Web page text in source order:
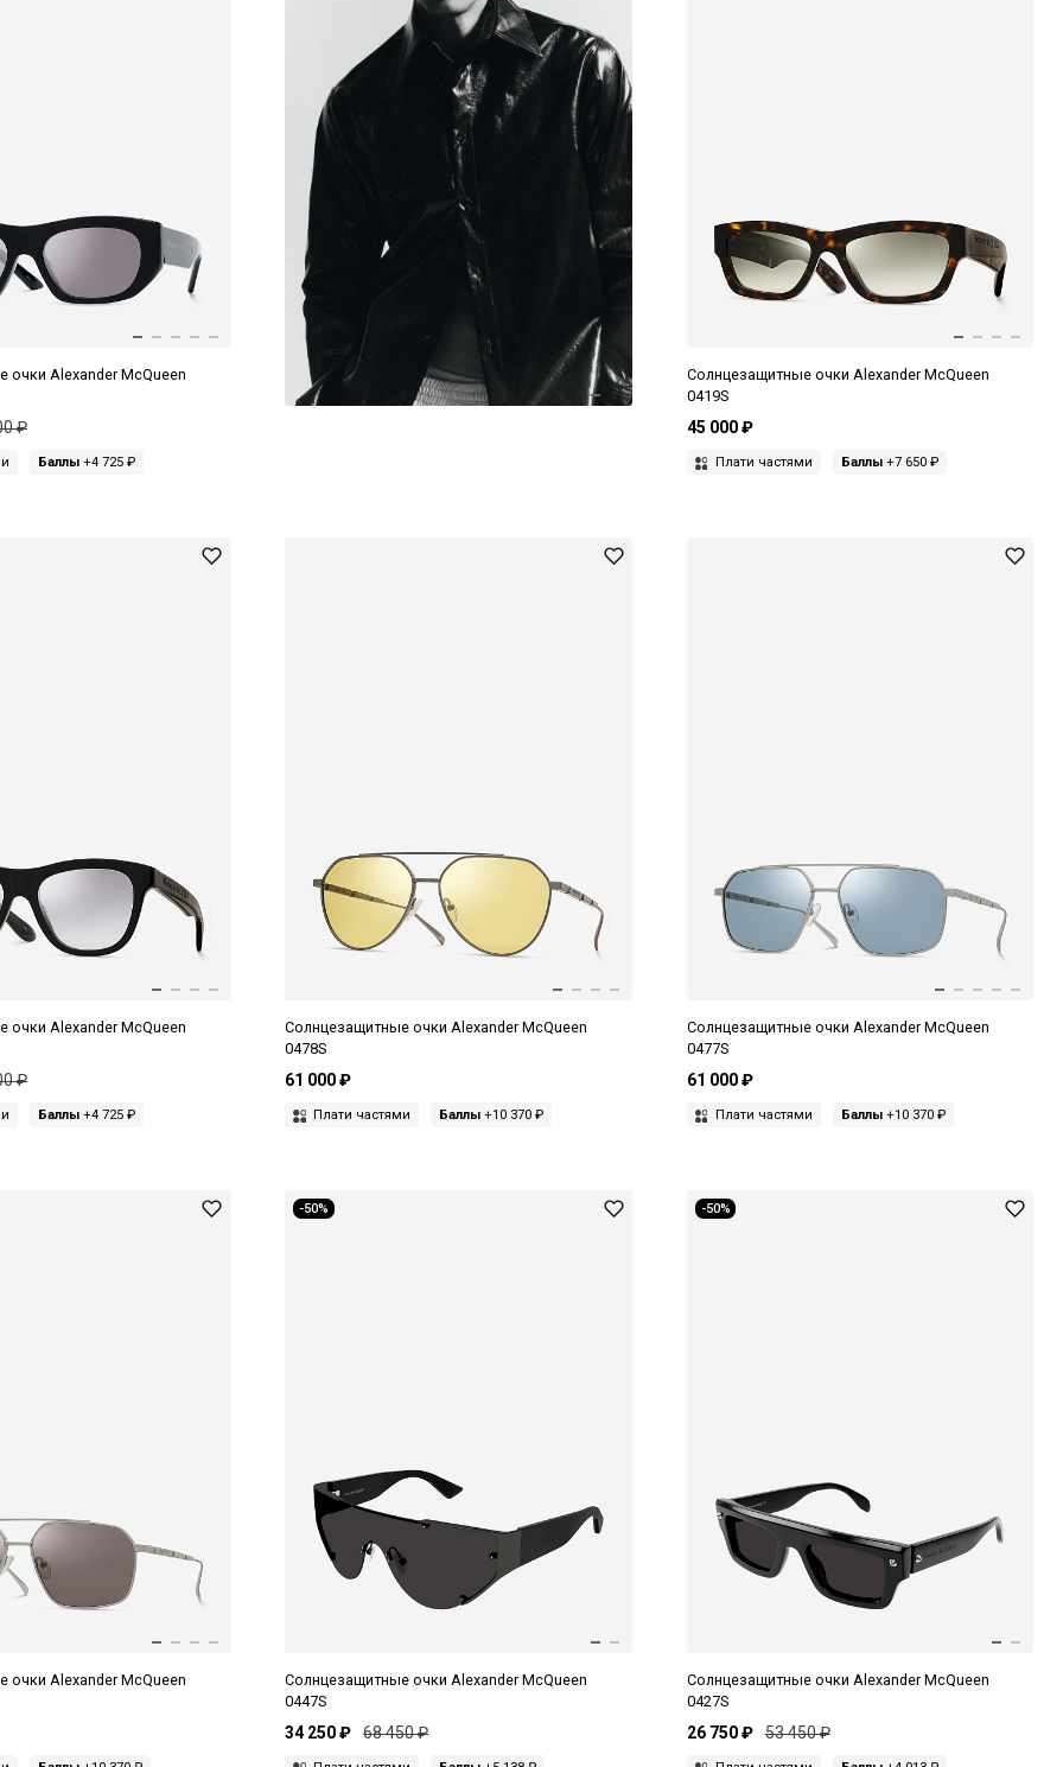
очки Alexander McQueen
₽
Баллы +4 725 ₽
Солнцезащитные очки Alexander McQueen
0419S
45 000 ₽
Плати частями Баллы+7 650 ₽
очки Alexander McQueen
₽
Баллы +4 725 ₽
Солнцезащитные очки Alexander McQueen
0478S
61 000 ₽
Плати частями Баллы +10 370 ₽
Солнцезащитные очки Alexander McQueen
0477S
61 000 ₽
Плати частями Баллы+10 370 ₽
очки Alexander McQueen
-50%
Солнцезащитные очки Alexander McQueen
0447S
34 250 ₽ 68 450 ₽
-50%
Солнцезащитные очки Alexander McQueen
0427S
26 750 ₽ 53 450 ₽